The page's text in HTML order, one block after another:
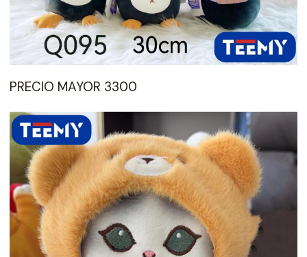
PRECIO MAYOR 3300